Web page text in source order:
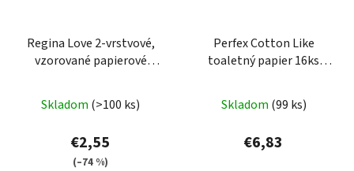
Regina Love 2-vrstvové,
vzorované papierové
Skladom (>100 ks)
€2,55
(–74 %)
Perfex Cotton Like
toaletný papier 16ks
Skladom (99 ks)
€6,83